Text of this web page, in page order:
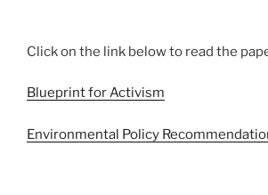
Click on the link below to read the
Blueprint for Activism
Environmental Policy